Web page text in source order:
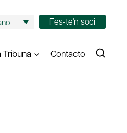
Fes-te'n soci
Tribuna Contacto